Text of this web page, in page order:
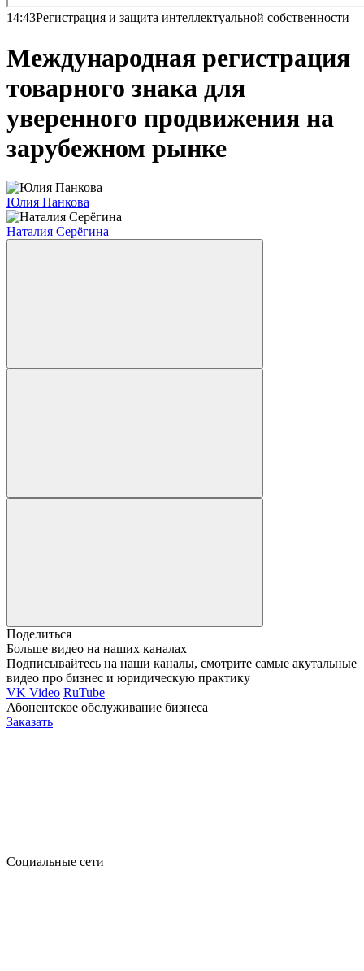
14:43Регистрация и защита интеллектуальной собственности
Международная регистрация
товарного знака для
уверенного продвижения на
зарубежном рынке
Юлия Панкова
Наталия Серёгина
Поделиться
Больше видео на наших каналах
Подписывайтесь на наши каналы, смотрите самые акутальные
видео про бизнес и юридическую практику
VK Video RuTube
Абонентское обслуживание бизнеса
Заказать
Социальные сети